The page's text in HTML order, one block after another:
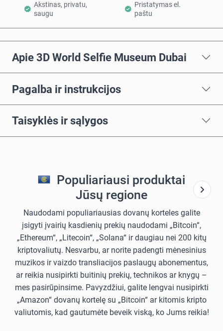
Akstinas, privatu,
saugu
Pristatymas el.
paštu
Apie 3D World Selfie Museum Dubai
Pagalba ir instrukcijos
Taisyklės ir sąlygos
Populiariausi produktai
Jūsų regione
Naudodami populiariausias dovanų korteles galite
įsigyti įvairių kasdienių prekių naudodami „Bitcoin“,
„Ethereum“, „Litecoin“, „Solana“ ir daugiau nei 200 kitų
kriptovaliutų. Nesvarbu, ar norite padengti mėnesinius
muzikos ir vaizdo transliacijos paslaugų abonementus,
ar reikia nusipirkti buitinių prekių, technikos ar knygų –
mes pasirūpinsime. Pavyzdžiui, galite lengvai nusipirkti
„Amazon“ dovanų kortelę su „Bitcoin“ ar kitomis kripto
valiutomis, kad gautumėte beveik viską, ko Jums reikia!